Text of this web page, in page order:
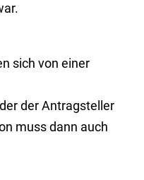
sich von einer
der Antragsteller
muss dann auch